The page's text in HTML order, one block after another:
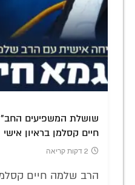
שושלת המשפיעים
חיים קסלמן בראיון
2 דקות קריאה
הרב שלמה חיים